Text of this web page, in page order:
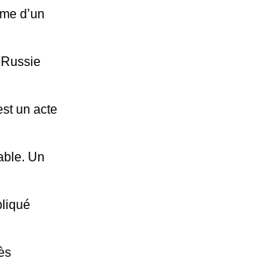
d’un
un acte
Un